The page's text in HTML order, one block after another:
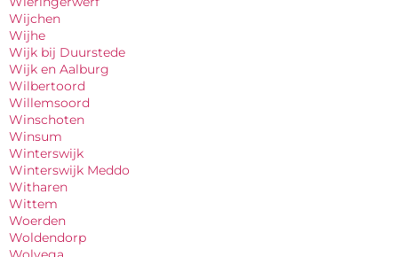
Wijchen
Wijhe
Wijk bij Duurstede
Wijk en Aalburg
Wilbertoord
Willemsoord
Winschoten
Winsum
Winterswijk
Winterswijk Meddo
Witharen
Wittem
Woerden
Woldendorp